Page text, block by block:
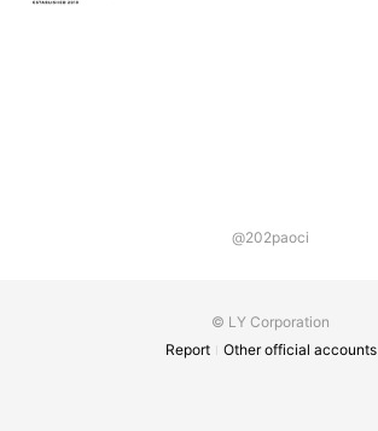
@202paoci
© LY Corporation
Report
Other official accounts